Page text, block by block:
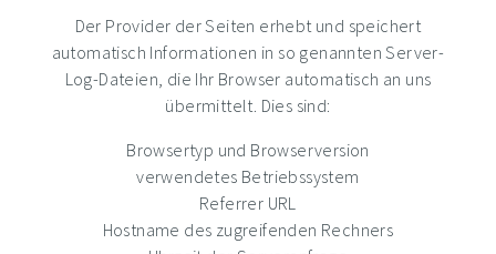
Der Provider der Seiten erhebt und speichert
automatisch Informationen in so genannten Server-
Log-Dateien, die Ihr Browser automatisch an uns
übermittelt. Dies sind:
Browsertyp und Browserversion
verwendetes Betriebssystem
Referrer URL
Hostname des zugreifenden Rechners